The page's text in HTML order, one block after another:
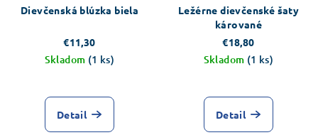
Dievčenská blúzka biela
€11,30
Skladom (1 ks)
Detail
Ležérne dievčenské šaty
kárované
€18,80
Skladom (1 ks)
Detail